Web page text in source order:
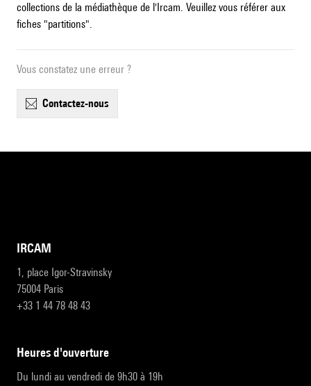
collections de la médiathèque de l'Ircam. Veuillez vous référer aux
fiches "partitions".
Vous constatez une erreur ?
contactez-nous
IRCAM
1, place Igor-Stravinsky
75004 Paris
+33 1 44 78 48 43
heures d'ouverture
Du lundi au vendredi de 9h30 à 19h